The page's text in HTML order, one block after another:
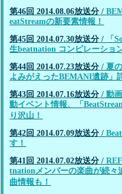
第46回 2014.08.06放送分 /
eatStreamの新要素情報！
第45回 2014.07.30放送分 / 「
生beatnation コンピレーショ
第44回 2014.07.23放送分 /夏
よみがえったBEMANI遺跡」
第43回 2014.07.16放送分 /動
動イベント情報、「
り沢山！
第42回 2014.07.09放送分 /
す！
第41回 2014.07.02放送分 /
tnationメンバーの楽曲が続々
曲情報も！